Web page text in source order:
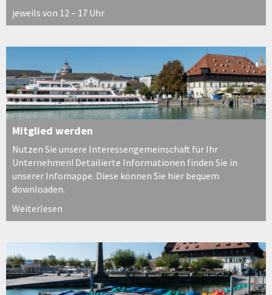
jeweils von 12 – 17 Uhr
Mitglied werden
Nutzen Sie unsere Interessengemeinschaft für Ihr
Unternehmen! Detailierte Informationen finden Sie in
unserer Infomappe. Diese können Sie hier bequem
downloaden.
Weiterlesen